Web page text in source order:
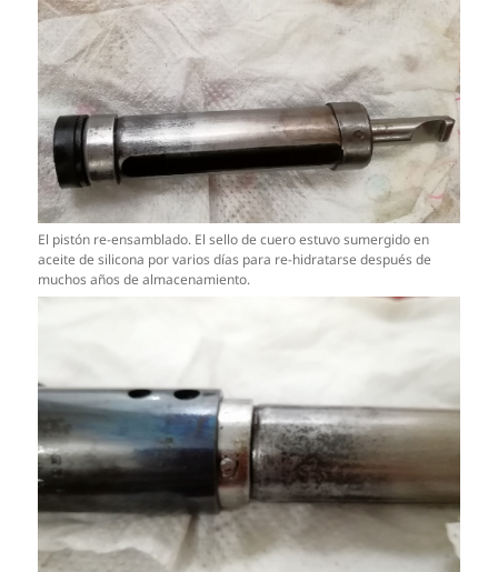
El pistón re-ensamblado. El sello de cuero estuvo sumergido en
aceite de silicona por varios días para re-hidratarse después de
muchos años de almacenamiento.